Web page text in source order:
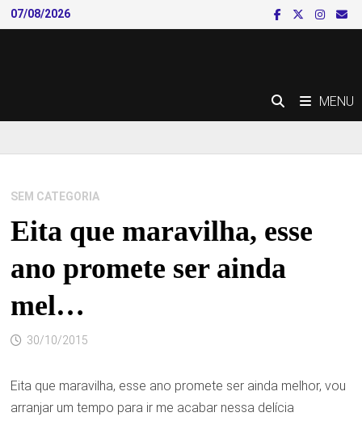
Skip
to
07/08/2026
MENU
SEM CATEGORIA
Eita que maravilha, esse
ano promete ser ainda
mel…
30/10/2015
Eita que maravilha, esse ano promete ser ainda melhor, vou
arranjar um tempo para ir me acabar nessa delícia